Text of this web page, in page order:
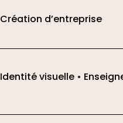
Création d’entreprise
Identité visuelle •